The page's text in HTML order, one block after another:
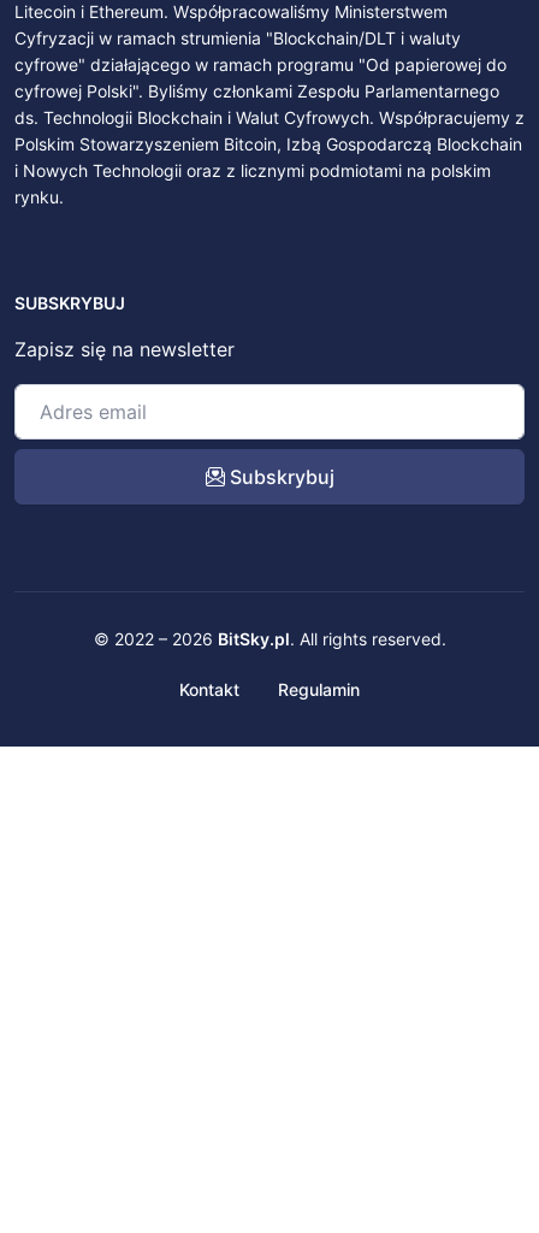
Litecoin i Ethereum. Współpracowaliśmy Ministerstwem
Cyfryzacji w ramach strumienia "Blockchain/DLT i waluty
cyfrowe" działającego w ramach programu "Od papierowej do
cyfrowej Polski". Byliśmy członkami Zespołu Parlamentarnego
ds. Technologii Blockchain i Walut Cyfrowych. Współpracujemy z
Polskim Stowarzyszeniem Bitcoin, Izbą Gospodarczą Blockchain
i Nowych Technologii oraz z licznymi podmiotami na polskim
rynku.
SUBSKRYBUJ
Zapisz się na newsletter
Subskrybuj
© 2022 – 2026 BitSky.pl. All rights reserved.
Kontakt Regulamin